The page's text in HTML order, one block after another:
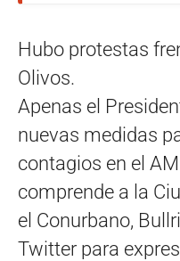
Hubo protestas
Olivos.
Apenas el
nuevas medidas
contagios en el
comprende a la
el Conurbano,
Twitter para